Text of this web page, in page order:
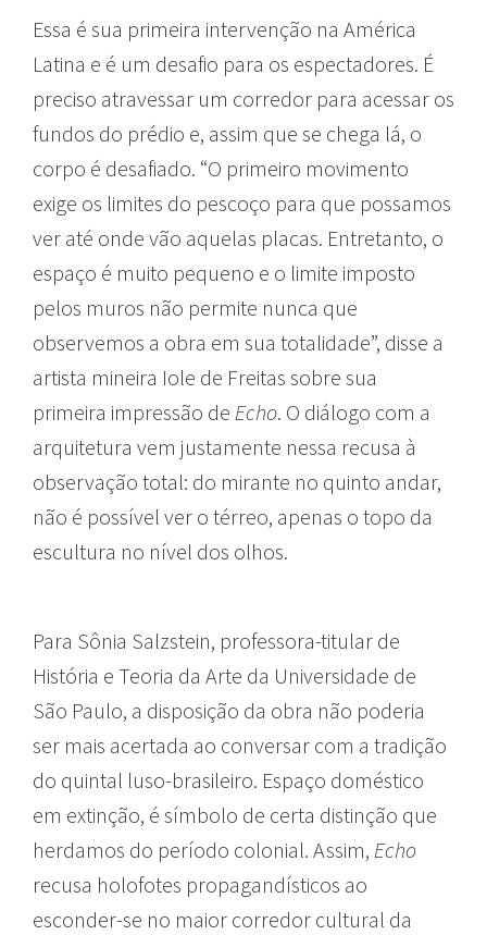
Essa é sua primeira intervenção na América
Latina e é um desafio para os espectadores. É
preciso atravessar um corredor para acessar os
fundos do prédio e, assim que se chega lá, o
corpo é desafiado. “O primeiro movimento
exige os limites do pescoço para que possamos
ver até onde vão aquelas placas. Entretanto, o
espaço é muito pequeno e o limite imposto
pelos muros não permite nunca que
observemos a obra em sua totalidade”, disse a
artista mineira Iole de Freitas sobre sua
primeira impressão de Echo. O diálogo com a
arquitetura vem justamente nessa recusa à
observação total: do mirante no quinto andar,
não é possível ver o térreo, apenas o topo da
escultura no nível dos olhos.
Para Sônia Salzstein, professora-titular de
História e Teoria da Arte da Universidade de
São Paulo, a disposição da obra não poderia
ser mais acertada ao conversar com a tradição
do quintal luso-brasileiro. Espaço doméstico
em extinção, é símbolo de certa distinção que
herdamos do período colonial. Assim, Echo
recusa holofotes propagandísticos ao
esconder-se no maior corredor cultural da